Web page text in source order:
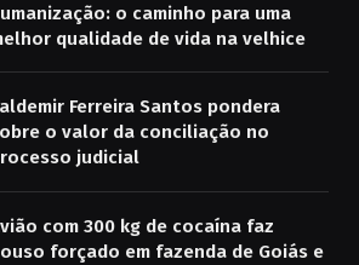
o caminho para uma
qualidade de vida na velhice
Ferreira Santos pondera
o valor da conciliação no
judicial
com 300 kg de cocaína faz
forçado em fazenda de Goiás e